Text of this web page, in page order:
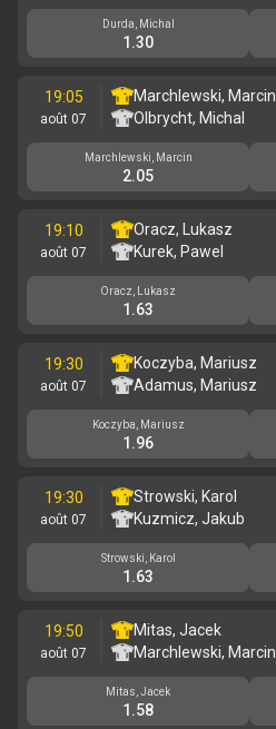
Durda, Michal
1.30
19:05
août 07
Marchlewski, Marcin
Olbrycht, Michal
Marchlewski, Marcin
2.05
19:10
août 07
Oracz, Lukasz
Kurek, Pawel
Oracz, Lukasz
1.63
19:30
août 07
Koczyba, Mariusz
Adamus, Mariusz
Koczyba, Mariusz
1.96
19:30
août 07
Strowski, Karol
Kuzmicz, Jakub
Strowski, Karol
1.63
19:50
août 07
Mitas, Jacek
Marchlewski, Marcin
Mitas, Jacek
1.58